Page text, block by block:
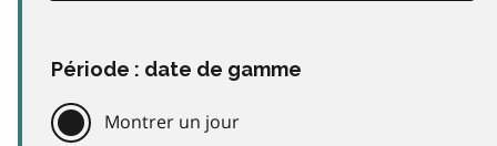
Période : date de gamme
Montrer un jour